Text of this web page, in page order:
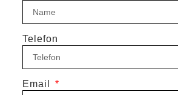
Telefon
Email